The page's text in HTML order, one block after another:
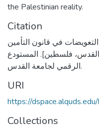
the Palestinian reality.
Citation
(2024). دعاوى التعويضات في قانون التأمين
فلسطين]. المستودع
الرقمي لجامعة القدس.
URI
https://
Collections